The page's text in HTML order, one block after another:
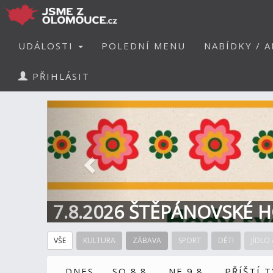
UDÁLOSTI POLEDNÍ MENU NABÍDKY /
PŘIHLÁSIT
7.8.2026 ŠTĚPÁNOVSKÉ
Předchozí
VŠE KULTURA ZÁBAVA SPORT DĚTI JÍDLO